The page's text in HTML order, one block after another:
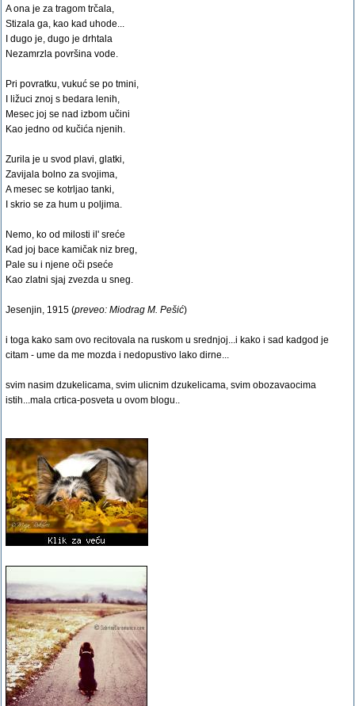
A ona je za tragom trčala,
Stizala ga, kao kad uhode...
I dugo je, dugo je drhtala
Nezamrzla površina vode.
Pri povratku, vukuć se po tmini,
I ližuci znoj s bedara lenih,
Mesec joj se nad izbom učini
Kao jedno od kučića njenih.
Zurila je u svod plavi, glatki,
Zavijala bolno za svojima,
A mesec se kotrljao tanki,
I skrio se za hum u poljima.
Nemo, ko od milosti il' sreće
Kad joj bace kamičak niz breg,
Pale su i njene oči pseće
Kao zlatni sjaj zvezda u sneg.
Jesenjin, 1915 (preveo: Miodrag M. Pešić)
i toga kako sam ovo recitovala na ruskom u srednjoj...i kako i sad kadgod je
citam - ume da me mozda i nedopustivo lako dirne...
svim nasim dzukelicama, svim ulicnim dzukelicama, svim obozavaocima
istih...mala crtica-posveta u ovom blogu..